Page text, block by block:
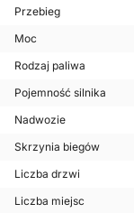
Przebieg
Moc
Rodzaj paliwa
Pojemność silnika
Nadwozie
Skrzynia biegów
Liczba drzwi
Liczba miejsc